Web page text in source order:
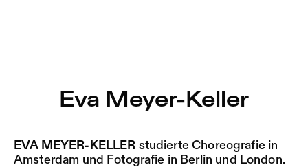
Zu Aktuelles springen Jobs
2025/26
Eva Meyer-Keller
EVA MEYER-KELLER studierte Choreografie in
Amsterdam und Fotografie in Berlin und London.